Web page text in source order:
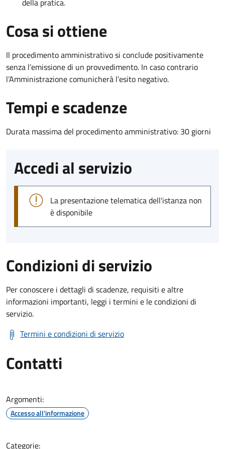
della pratica.
Cosa si ottiene
Il procedimento amministrativo si conclude positivamente
senza l’emissione di un provvedimento. In caso contrario
l’Amministrazione comunicherà l’esito negativo.
Tempi e scadenze
Durata massima del procedimento amministrativo: 30 giorni
Accedi al servizio
La presentazione telematica dell'istanza non
è disponibile
Condizioni di servizio
Per conoscere i dettagli di scadenze, requisiti e altre
informazioni importanti, leggi i termini e le condizioni di
servizio.
Termini e condizioni di servizio
Contatti
Argomenti:
Accesso all'informazione
Categorie: